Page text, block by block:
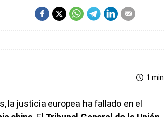
1 min
la justicia europea ha fallado en el